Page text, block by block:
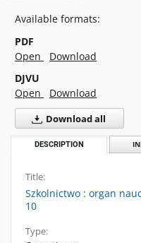
Available formats:
PDF
Open
Download
DJVU
Open
Download
Download all
DESCRIPTION
Title:
Szkolnictwo : organ
10
Type: